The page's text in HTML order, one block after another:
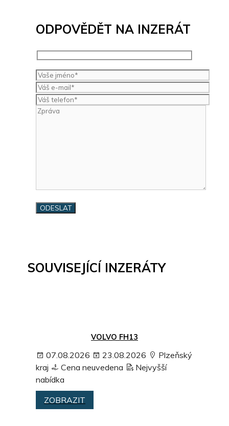
ODPOVĚDĚT NA INZERÁT
SOUVISEJÍCÍ INZERÁTY
VOLVO FH13
07.08.2026 23.08.2026
Plzeňský
kraj
Cena neuvedena
Nejvyšší
nabídka
ZOBRAZIT